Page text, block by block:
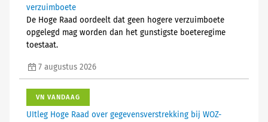
verzuimboete
De Hoge Raad oordeelt dat geen hogere verzuimboete
opgelegd mag worden dan het gunstigste boeteregime
toestaat.
7 augustus 2026
VN VANDAAG
UItleg Hoge Raad over gegevensverstrekking bij WOZ-